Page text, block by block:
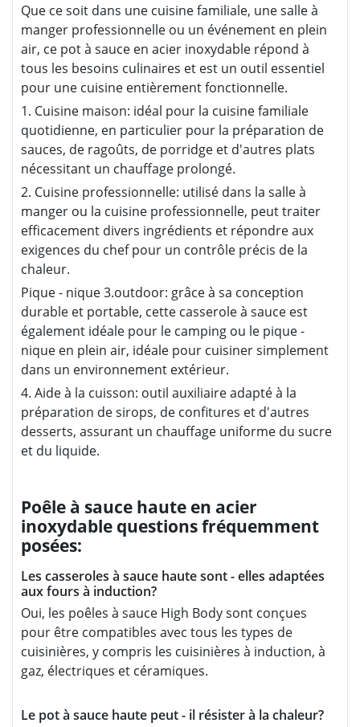
Que ce soit dans une cuisine familiale, une salle à
manger professionnelle ou un événement en plein
air, ce pot à sauce en acier inoxydable répond à
tous les besoins culinaires et est un outil essentiel
pour une cuisine entièrement fonctionnelle.
1. Cuisine maison: idéal pour la cuisine familiale
quotidienne, en particulier pour la préparation de
sauces, de ragoûts, de porridge et d'autres plats
nécessitant un chauffage prolongé.
2. Cuisine professionnelle: utilisé dans la salle à
manger ou la cuisine professionnelle, peut traiter
efficacement divers ingrédients et répondre aux
exigences du chef pour un contrôle précis de la
chaleur.
Pique - nique 3.outdoor: grâce à sa conception
durable et portable, cette casserole à sauce est
également idéale pour le camping ou le pique -
nique en plein air, idéale pour cuisiner simplement
dans un environnement extérieur.
4. Aide à la cuisson: outil auxiliaire adapté à la
préparation de sirops, de confitures et d'autres
desserts, assurant un chauffage uniforme du sucre
et du liquide.
Poêle à sauce haute en acier
inoxydable questions fréquemment
posées:
Les casseroles à sauce haute sont - elles adaptées
aux fours à induction?
Oui, les poêles à sauce High Body sont conçues
pour être compatibles avec tous les types de
cuisinières, y compris les cuisinières à induction, à
gaz, électriques et céramiques.
Le pot à sauce haute peut - il résister à la chaleur?